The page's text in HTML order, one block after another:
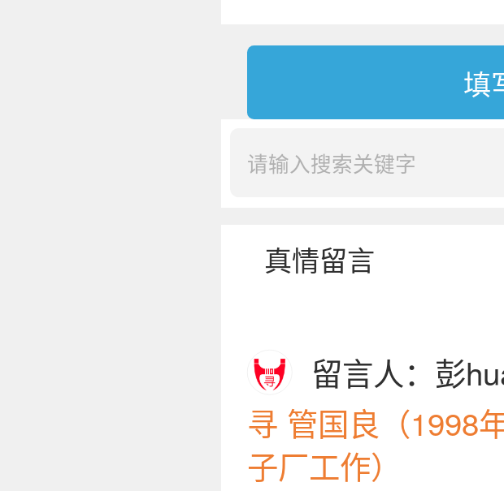
真情留言
留言人：彭
寻 管国良（1998
子厂工作）